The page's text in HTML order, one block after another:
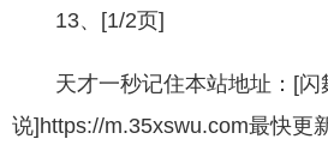
13、[1/2页]
天才一秒记住本站地址：[闪
说]https://m.35xswu.com最快更